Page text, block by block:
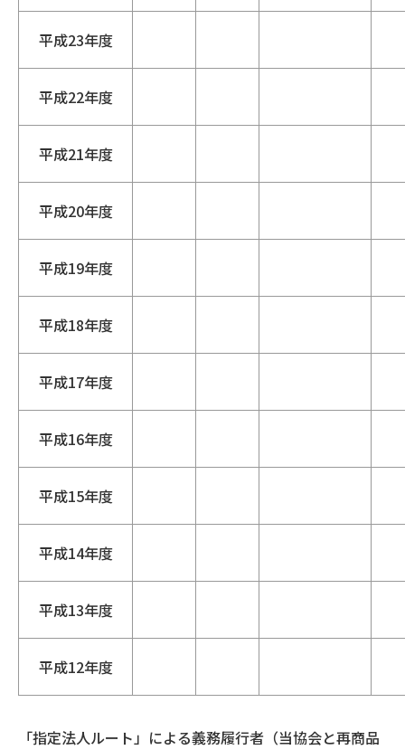
平成23年度
平成22年度
平成21年度
平成20年度
平成19年度
平成18年度
平成17年度
平成16年度
平成15年度
平成14年度
平成13年度
平成12年度
「指定法人ルート」による義務履行者（当協会と再商品